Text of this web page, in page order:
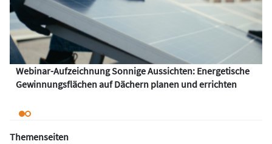
Webinar-Aufzeichnung Sonnige Aussichten: Energetische
Gewinnungsflächen auf Dächern planen und errichten
Themenseiten